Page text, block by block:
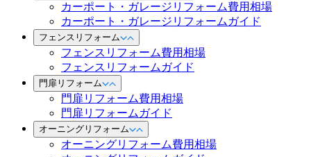
カーポート・ガレージリフォーム費用相場
カーポート・ガレージリフォームガイド
フェンスリフォーム
フェンスリフォーム費用相場
フェンスリフォームガイド
門扉リフォーム
門扉リフォーム費用相場
門扉リフォームガイド
オーニングリフォーム
オーニングリフォーム費用相場